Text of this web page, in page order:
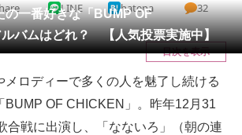
総合ページ
通す
の一番好きな「BUMP OF
バムはどれ？ 【人気投票実施中】
LINE hatena 32
目次を表示
ロディーで多くの人を魅了し続ける
BUMP OF CHICKEN」。昨年12月31
合戦に出演し、「なないろ」（朝の連